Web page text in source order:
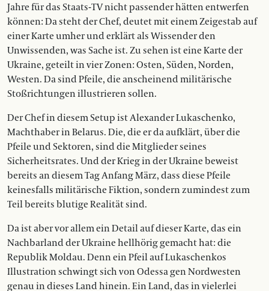
Jahre für das Staats-TV nicht passender hätten entwerfen
können: Da steht der Chef, deutet mit einem Zeigestab auf
einer Karte umher und erklärt als Wissender den
Unwissenden, was Sache ist. Zu sehen ist eine Karte der
Ukraine, geteilt in vier Zonen: Osten, Süden, Norden,
Westen. Da sind Pfeile, die anscheinend militärische
Stoßrichtungen illustrieren sollen.
Der Chef in diesem Setup ist Alexander Lukaschenko,
Machthaber in Belarus. Die, die er da aufklärt, über die
Pfeile und Sektoren, sind die Mitglieder seines
Sicherheitsrates. Und der Krieg in der Ukraine beweist
bereits an diesem Tag Anfang März, dass diese Pfeile
keinesfalls militärische Fiktion, sondern zumindest zum
Teil bereits blutige Realität sind.
Da ist aber vor allem ein Detail auf dieser Karte, das ein
Nachbarland der Ukraine hellhörig gemacht hat: die
Republik Moldau. Denn ein Pfeil auf Lukaschenkos
Illustration schwingt sich von Odessa gen Nordwesten
genau in dieses Land hinein. Ein Land, das in vielerlei